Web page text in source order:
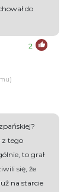
do
2
z tego
to grał
się, że
na starcie